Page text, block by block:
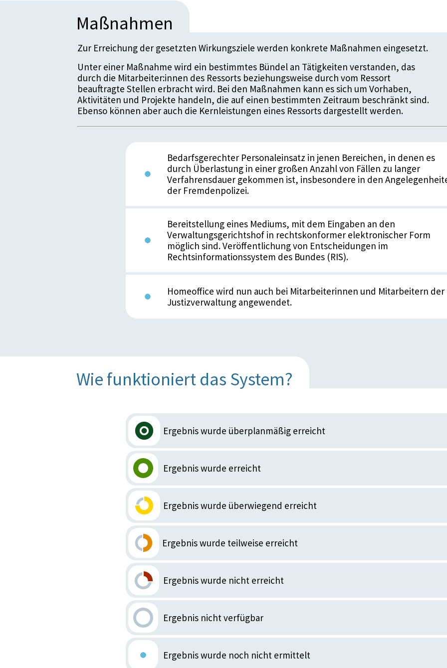
Maßnahmen
Zur Erreichung der gesetzten Wirkungsziele werden konkrete Maßnahmen eingesetzt.
Unter einer Maßnahme wird ein bestimmtes Bündel an Tätigkeiten verstanden, das
durch die Mitarbeiter:innen des Ressorts beziehungsweise durch vom Ressort
beauftragte Stellen erbracht wird. Bei den Maßnahmen kann es sich um Vorhaben,
Aktivitäten und Projekte handeln, die auf einen bestimmten Zeitraum beschränkt sind.
Ebenso können aber auch die Kernleistungen eines Ressorts dargestellt werden.
Bedarfsgerechter Personaleinsatz in jenen Bereichen, in denen es
durch Überlastung in einer großen Anzahl von Fällen zu langer
Verfahrensdauer gekommen ist, insbesondere in den
der Fremdenpolizei.
Bereitstellung eines Mediums, mit dem Eingaben an den
Verwaltungsgerichtshof in rechtskonformer elektronischer Form
möglich sind. Veröffentlichung von Entscheidungen im
Rechtsinformationssystem des Bundes (RIS).
Homeoffice wird nun auch bei Mitarbeiterinnen und Mitarbeitern der
Justizverwaltung angewendet.
Wie funktioniert das System?
Ergebnis wurde überplanmäßig erreicht
Ergebnis wurde erreicht
Ergebnis wurde überwiegend erreicht
Ergebnis wurde teilweise erreicht
Ergebnis wurde nicht erreicht
Ergebnis nicht verfügbar
Ergebnis wurde noch nicht ermittelt